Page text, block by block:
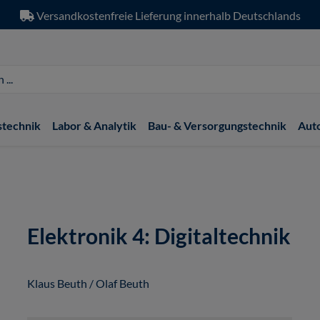
Versandkostenfreie Lieferung innerhalb Deutschlands
Labor & Analytik Bau- & Versorgungstechnik
Elektronik 4: Digitaltechnik
Klaus Beuth / Olaf Beuth